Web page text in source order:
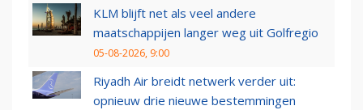
KLM blijft net als veel andere
maatschappijen langer weg uit Golfregio
05-08-2026, 9:00
Riyadh Air breidt netwerk verder uit:
opnieuw drie nieuwe bestemmingen